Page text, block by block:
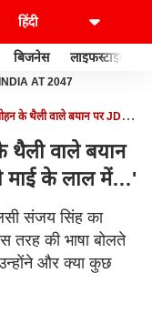
बिजनेस लाइफस्टाइल
INDIA AT 2047
के थैली वाले बयान पर JDU
वाले बयान
माई के लाल में…'
संजय सिंह का
तरह की भाषा बोलते
और क्या कुछ